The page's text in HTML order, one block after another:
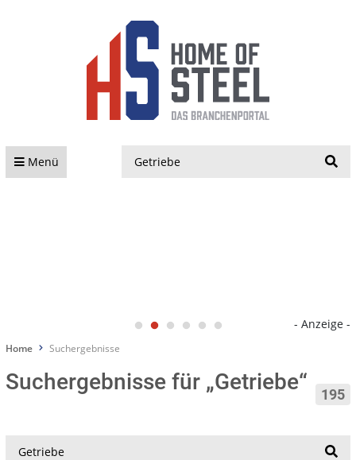
Menü
- Anzeige -
Home Suchergebnisse
Suchergebnisse für „Getriebe“ 195